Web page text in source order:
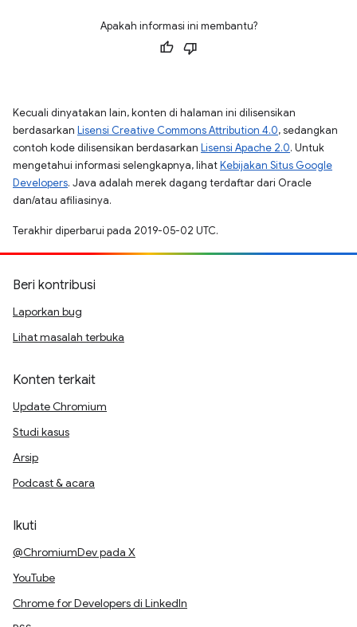
Apakah informasi ini membantu?
Kecuali dinyatakan lain, konten di halaman ini dilisensikan
berdasarkan Lisensi Creative Commons Attribution 4.0, sedangkan
contoh kode dilisensikan berdasarkan Lisensi Apache 2.0. Untuk
mengetahui informasi selengkapnya, lihatKebijakan Situs Google
Developers. Java adalah merek dagang terdaftar dari Oracle
dan/atau afiliasinya.
Terakhir diperbarui pada 2019-05-02 UTC.
Beri kontribusi
Laporkan bug
Lihat masalah terbuka
Konten terkait
Update Chromium
Studi kasus
Arsip
Podcast & acara
Ikuti
@ChromiumDev pada X
YouTube
Chrome for Developers di LinkedIn